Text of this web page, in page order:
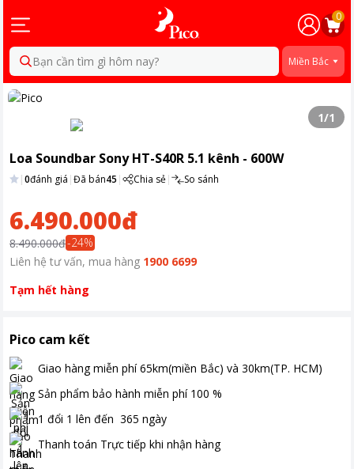
0
Bạn cần tìm gì hôm nay? Miền Bắc
1/1
Loa Soundbar Sony HT-S40R 5.1 kênh - 600W
|0đánh giá |Đã bán45 | Chia sẻ| So sánh
6.490.000đ
8.490.000đ-24%
Liên hệ tư vấn, mua hàng 1900 6699
Tạm hết hàng
Pico cam kết
Giao hàng miễn phí 65km(miền Bắc) và 30km(TP. HCM)
Sản phẩm bảo hành miễn phí 100 %
1 đổi 1 lên đến 365 ngày
Thanh toán Trực tiếp khi nhận hàng